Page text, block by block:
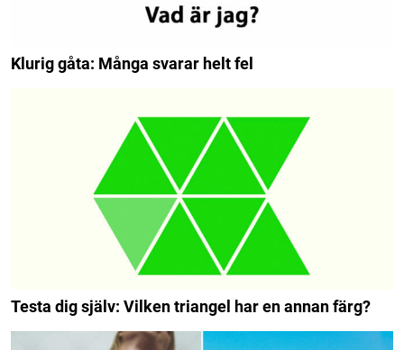
Klurig gåta: Många svarar helt fel
Testa dig själv: Vilken triangel har en annan färg?